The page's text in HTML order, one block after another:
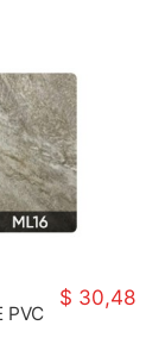
PVC
$ 30,48